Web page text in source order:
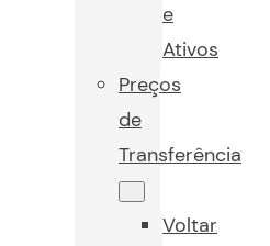
e
Ativos
Preços
de
Transferência
Voltar